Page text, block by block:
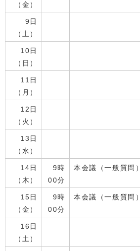
（金）
9日
（土）
10日
（日）
11日
（月）
12日
（火）
13日
（水）
14日
（木）
9時
00分
本会議（一般質問）
15日
（金）
9時
00分
本会議（一般質問）
16日
（土）